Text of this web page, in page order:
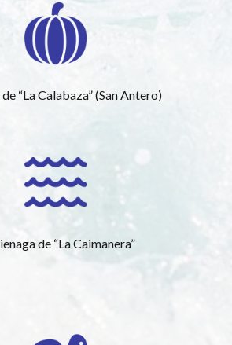
“La Calabaza” (San Antero)
de “La Caimanera”